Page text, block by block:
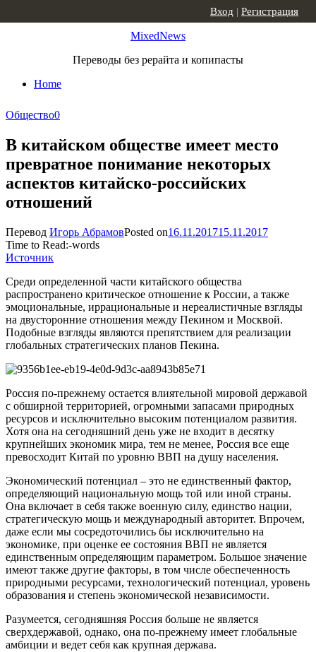
MixedNews
Переводы без рерайта и копипасты
Home
Вход | Регистрация
Общество0
В китайском обществе имеет место
превратное понимание некоторых
аспектов китайско-российских
отношений
Перевод Игорь АбрамовPosted on16.11.201715.11.2017
Time to Read:-words
Источник
Среди определенной части китайского общества
распространено критическое отношение к России, а также
эмоциональные, иррациональные и нереалистичные взгляды
на двусторонние отношения между Пекином и Москвой.
Подобные взгляды являются препятствием для реализации
глобальных стратегических планов Пекина.
Россия по-прежнему остается влиятельной мировой державой
с обширной территорией, огромными запасами природных
ресурсов и исключительно высоким потенциалом развития.
Хотя она на сегодняшний день уже не входит в десятку
крупнейших экономик мира, тем не менее, Россия все еще
превосходит Китай по уровню ВВП на душу населения.
Экономический потенциал – это не единственный фактор,
определяющий национальную мощь той или иной страны.
Она включает в себя также военную силу, единство нации,
стратегическую мощь и международный авторитет. Впрочем,
даже если мы сосредоточились бы исключительно на
экономике, при оценке ее состояния ВВП не является
единственным определяющим параметром. Большое значение
имеют также другие факторы, в том числе обеспеченность
природными ресурсами, технологический потенциал, уровень
образования и степень экономической независимости.
Разумеется, сегодняшняя Россия больше не является
сверхдержавой, однако, она по-прежнему имеет глобальные
амбиции и ведет себя как крупная держава.